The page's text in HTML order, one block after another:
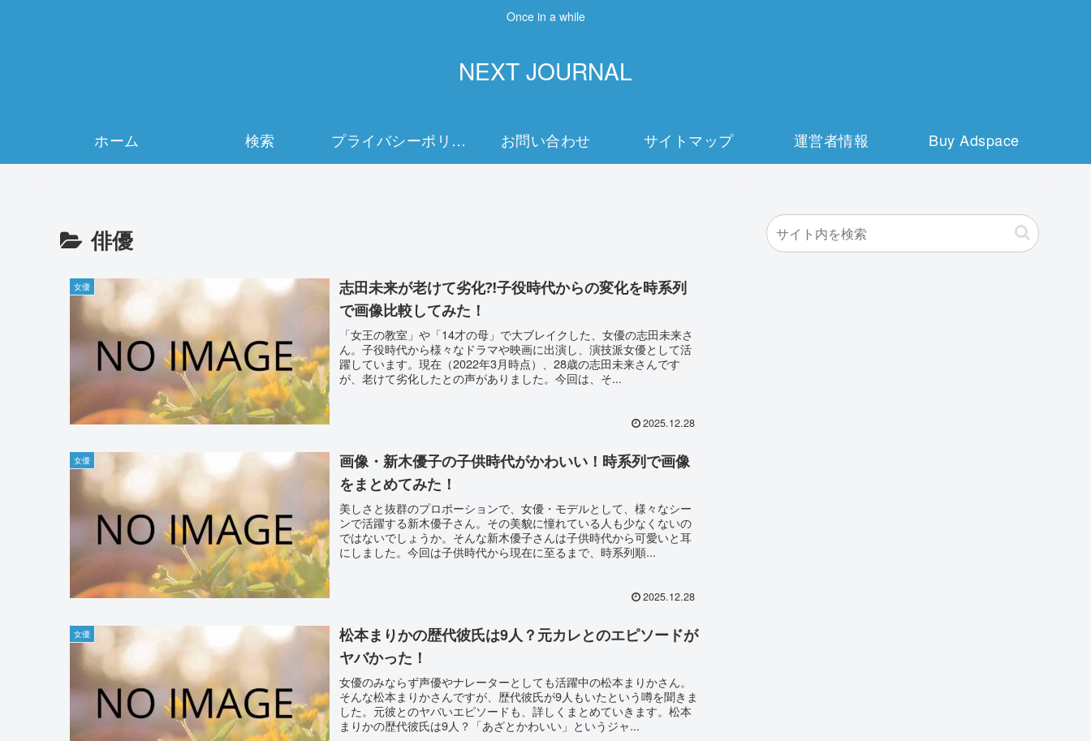
Once in a while
NEXT JOURNAL
ホーム 検索 プライバシーポリシー お問い合わせ サイトマップ 運営者情報 Buy Adspace
俳優
女優
志田未来が老けて劣化⁈子役時代からの変化を時系列
で画像比較してみた！
「女王の教室」や「14才の母」で大ブレイクした、女優の志田未来さ
ん。子役時代から様々なドラマや映画に出演し、演技派女優として活
躍しています。現在（2022年3月時点）、28歳の志田未来さんです
が、老けて劣化したとの声がありました。今回は、そ...
2025.12.28
女優
画像・新木優子の子供時代がかわいい！時系列で画像
をまとめてみた！
美しさと抜群のプロポーションで、女優・モデルとして、様々なシー
ンで活躍する新木優子さん。その美貌に憧れている人も少なくないの
ではないでしょうか。そんな新木優子さんは子供時代から可愛いと耳
にしました。今回は子供時代から現在に至るまで、時系列順...
2025.12.28
女優
松本まりかの歴代彼氏は9人？元カレとのエピソードが
ヤバかった！
女優のみならず声優やナレーターとしても活躍中の松本まりかさん。
そんな松本まりかさんですが、歴代彼氏が9人もいたという噂を聞きま
した。元彼とのヤバいエピソードも、詳しくまとめていきます。松本
まりかの歴代彼氏は9人？「あざとかわいい」というジャ...